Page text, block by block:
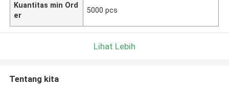
Kuantitas min Ord
er
5000 pcs
Lihat Lebih
Tentang kita